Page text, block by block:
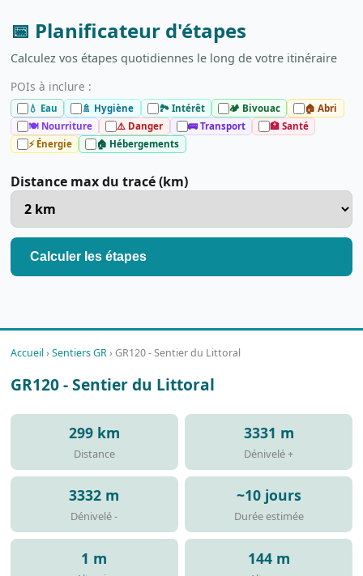
📅 Planificateur d'étapes
Calculez vos étapes quotidiennes le long de votre itinéraire
POIs à inclure :
💧 Eau 🚿 Hygiène 🏞️ Intérêt 🏕️ Bivouac
🏠 Abri
🍽️ Nourriture
⚠️ Danger 🚌 Transport
🏥 Santé
⚡ Énergie
🏠 Hébergements
Distance max du tracé (km)
Calculer les étapes
Accueil›Sentiers GR›GR120 - Sentier du Littoral
GR120 - Sentier du Littoral
299 km
Distance
3331 m
Dénivelé +
3332 m
Dénivelé -
~10 jours
Durée estimée
1 m 144 m